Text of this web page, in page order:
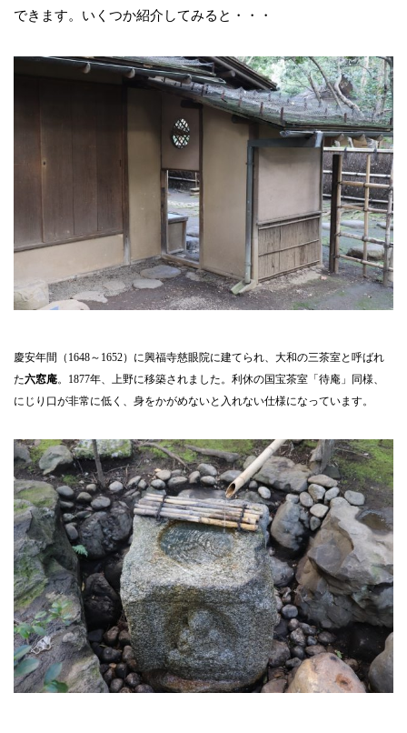
できます。いくつか紹介してみると・・・
慶安年間（1648～1652）に興福寺慈眼院に建てられ、大和の三茶室と呼ばれ
た六窓庵。1877年、上野に移築されました。利休の国宝茶室「待庵」同様、
にじり口が非常に低く、身をかがめないと入れない仕様になっています。